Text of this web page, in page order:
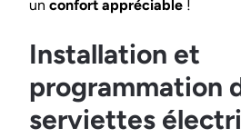
un confort appréciable !
Installation et
programmation
serviettes